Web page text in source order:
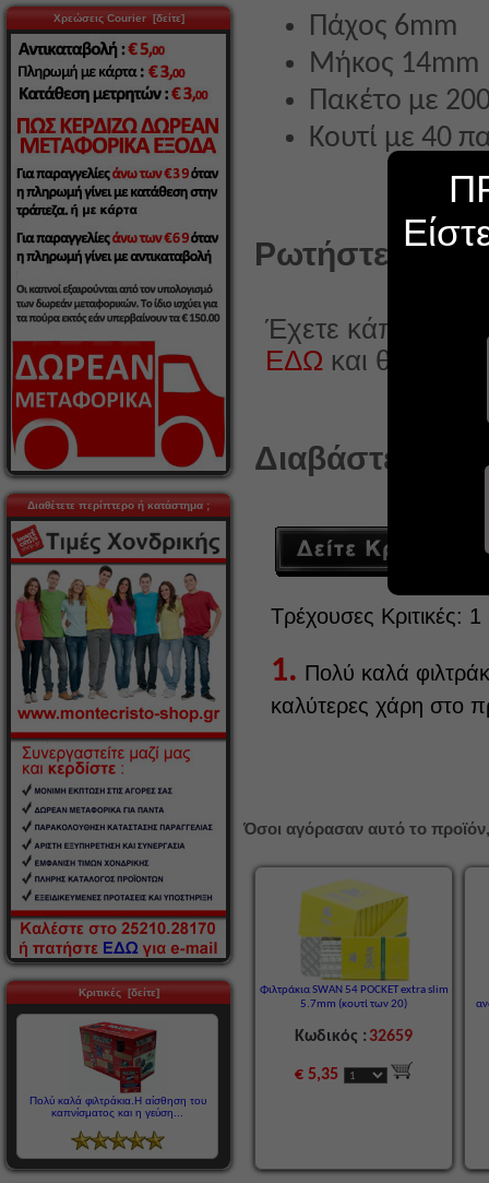
Χρεώσεις Courier [δείτε]
Διαθέτετε περίπτερο ή κατάστημα ;
Κριτικές [δείτε]
Πολύ καλά φιλτράκια.Η αίσθηση του
καπνίσματος και η γεύση...
Πάχος 6mm
Μήκος 14mm
Πακέτο με
Κουτί με 40
Ρωτήστε κάτι
Έχετε κάποια
ΕΔΩ και θα
Διαβάστε ή
Τρέχουσες Κριτικές: 1
1. Πολύ καλά
καλύτερες χάρη στο
Όσοι αγόρασαν αυτό το
Φιλτράκια SWAN 54 POCKET extra slim
5.7mm (κουτί των 20)
Κωδικός : 32659
€ 5,35